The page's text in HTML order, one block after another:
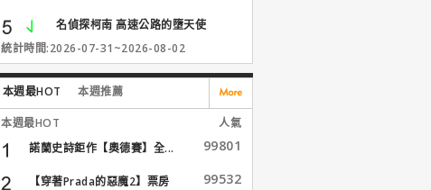
名偵探柯南 高速公路的墮天使
統計時間:2026-07-31~2026-08-02
本週最HOT 本週推薦
本週最HOT
人氣
諾蘭史詩鉅作【奧德賽】全...
99801
【穿著Prada的惡魔2】票房
99532